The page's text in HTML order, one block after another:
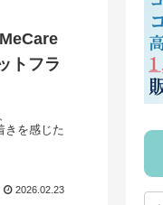
トフラ
きを感じた
2026.02.23